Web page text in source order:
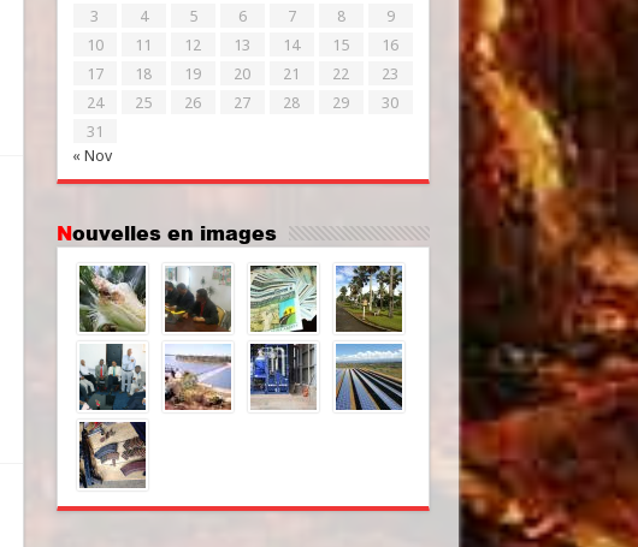
« Nov
3
4 5 6 7 8
9
10
11 12 13 14 15
16
17
18 19 20 21 22
23
24
25 26 27 28 29
30
31
Nouvelles en images